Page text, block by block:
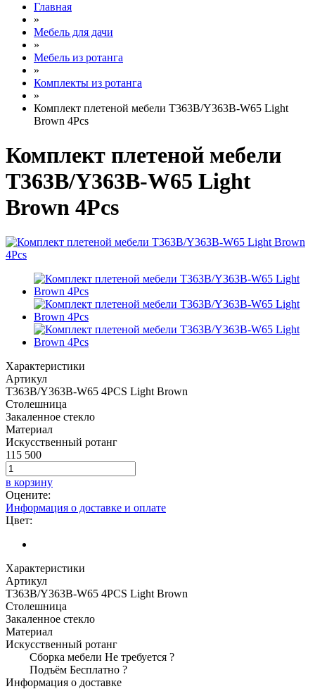
Главная
»
Мебель для дачи
»
Мебель из ротанга
»
Комплекты из ротанга
»
Комплект плетеной мебели T363B/Y363B-W65 Light
Brown 4Pcs
Комплект плетеной мебели
T363B/Y363B-W65 Light
Brown 4Pcs
Характеристики
Артикул
T363B/Y363B-W65 4PCS Light Brown
Столешница
Закаленное стекло
Материал
Искусственный ротанг
115 500
в корзину
Оцените:
Информация о доставке и оплате
Цвет:
Характеристики
Артикул
T363B/Y363B-W65 4PCS Light Brown
Столешница
Закаленное стекло
Материал
Искусственный ротанг
Сборка мебели Не требуется ?
Подъём Бесплатно ?
Информация о доставке